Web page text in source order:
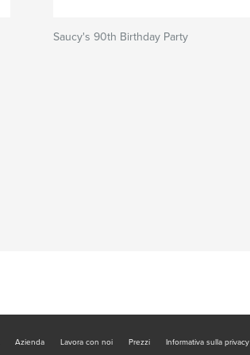
Saucy's 90th Birthday Party
Azienda Lavora con noi Prezzi Informativa sulla privacy